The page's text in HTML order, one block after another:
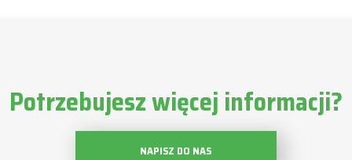
Potrzebujesz więcej informacji?
NAPISZ DO NAS